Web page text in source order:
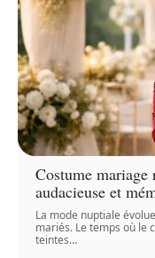
Costume
audacieuse et
La mode nuptiale
mariés. Le temps où le
teintes…